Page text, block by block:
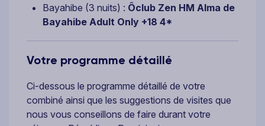
Bayahibe (3 nuits) : Ôclub Zen HM Alma de
Bayahibe Adult Only +18 4*
Votre programme détaillé
Ci-dessous le programme détaillé de votre
combiné ainsi que les suggestions de visites que
nous vous conseillons de faire durant votre